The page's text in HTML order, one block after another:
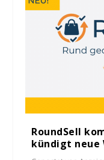
RoundSell
kündigt neue